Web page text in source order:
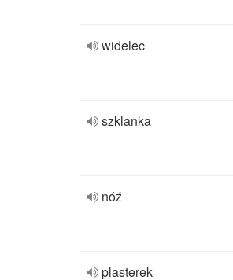
widelec
szklanka
nóź
plasterek